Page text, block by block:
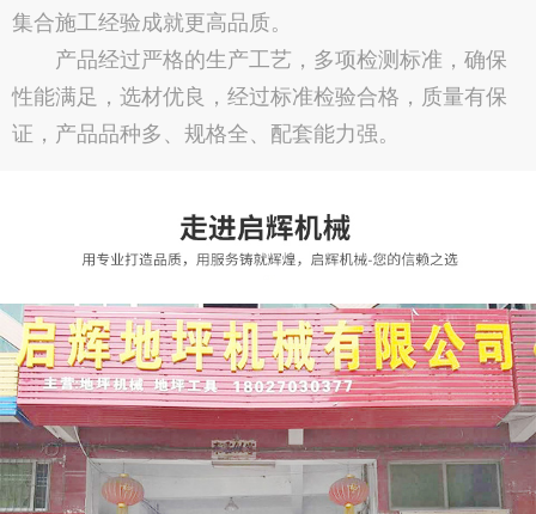
集合施工经验成就更高品质。
产品经过严格的生产工艺，多项检测标准，确保
性能满足，选材优良，经过标准检验合格，质量有保
证，产品品种多、规格全、配套能力强。